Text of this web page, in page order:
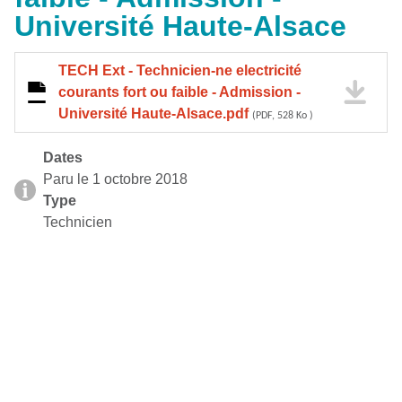
Université Haute-Alsace
TECH Ext - Technicien-ne electricité
courants fort ou faible - Admission -
Université Haute-Alsace.pdf (PDF, 528 Ko )
Dates
Paru le 1 octobre 2018
Type
Technicien